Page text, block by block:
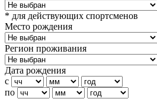
* для действующих спортсменов
Место рождения
Регион проживания
Дата рождения
с
по